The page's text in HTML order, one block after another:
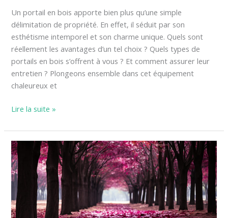
Un portail en bois apporte bien plus qu’une simple
délimitation de propriété. En effet, il séduit par son
esthétisme intemporel et son charme unique. Quels sont
réellement les avantages d’un tel choix ? Quels types de
portails en bois s’offrent à vous ? Et comment assurer leur
entretien ? Plongeons ensemble dans cet équipement
chaleureux et
Lire la suite »
Investir
dans
le
paulownia
un